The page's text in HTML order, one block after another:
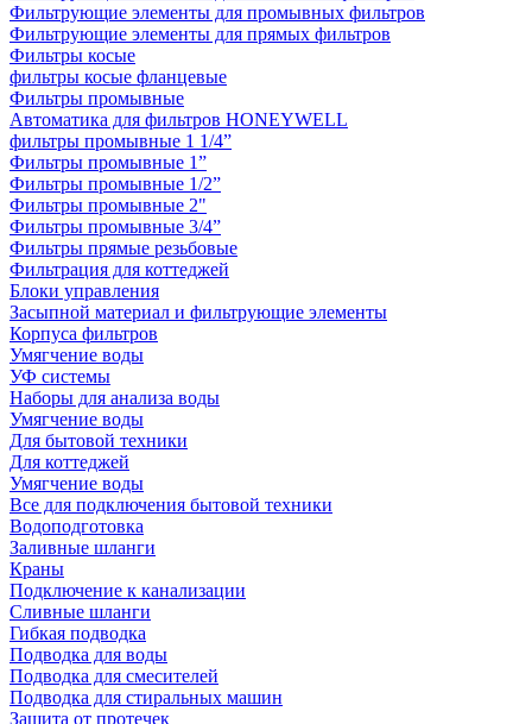
Фильтрующие элементы для промывных фильтров
Фильтрующие элементы для прямых фильтров
Фильтры косые
фильтры косые фланцевые
Фильтры промывные
Автоматика для фильтров HONEYWELL
фильтры промывные 1 1/4”
Фильтры промывные 1”
Фильтры промывные 1/2”
Фильтры промывные 2"
Фильтры промывные 3/4”
Фильтры прямые резьбовые
Фильтрация для коттеджей
Блоки управления
Засыпной материал и фильтрующие элементы
Корпуса фильтров
Умягчение воды
УФ системы
Наборы для анализа воды
Умягчение воды
Для бытовой техники
Для коттеджей
Умягчение воды
Все для подключения бытовой техники
Водоподготовка
Заливные шланги
Краны
Подключение к канализации
Сливные шланги
Гибкая подводка
Подводка для воды
Подводка для смесителей
Подводка для стиральных машин
Защита от протечек